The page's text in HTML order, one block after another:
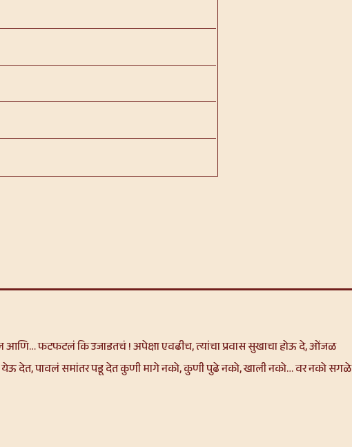
आणि… फटफटलं कि उजाडतचं ! अपेक्षा एवढीच, त्यांचा प्रवास सुखाचा होऊ दे, ओंजळ
देत, पावलं समांतर पडू देत कुणी मागे नको, कुणी पुढे नको, खाली नको… वर नको सगळे